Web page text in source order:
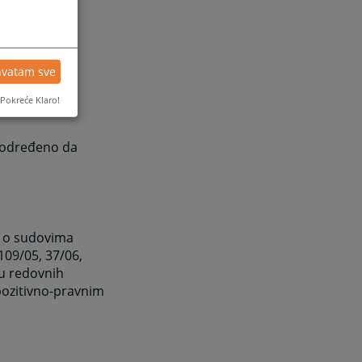
da
sudovima
05, 37/06,
redovnih
pravnim
sve
Pokreće Klaro!